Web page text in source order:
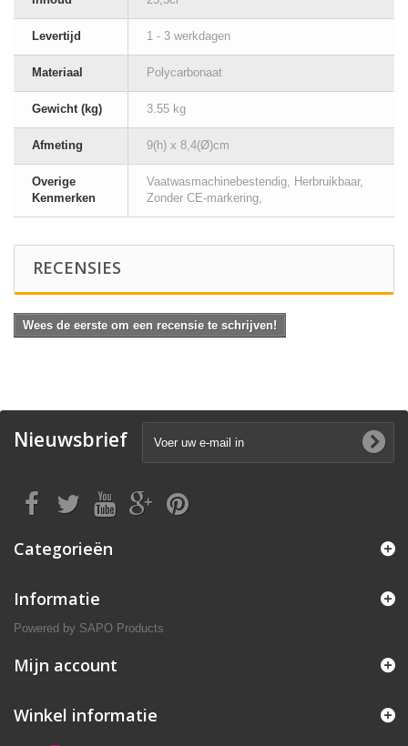
Levertijd 1 - 3 werkdagen
Materiaal Polycarbonaat
Gewicht (kg) 3.55 kg
Afmeting 9(h) x 8,4(Ø)cm
Overige
Kenmerken
Vaatwasmachinebestendig, Herbruikbaar,
Zonder CE-markering,
RECENSIES
Wees de eerste om een recensie te schrijven!
Nieuwsbrief
Categorieën
Informatie
Powered by SAPO Products
Mijn account
Winkel informatie